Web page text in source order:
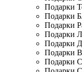
Подарки
Подарки
Подарки
Подарки
Подарки
Подарки
Подарки